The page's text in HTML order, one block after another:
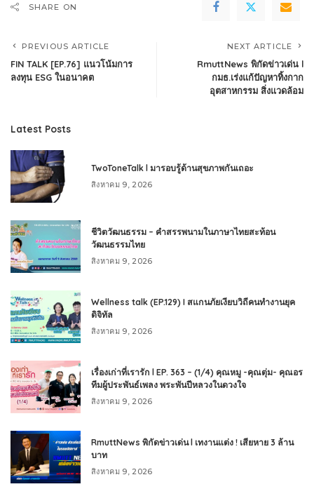
SHARE ON
PREVIOUS ARTICLE
FIN TALK [EP.76] แนวโน้มการ
ลงทุน ESG ในอนาคต
NEXT ARTICLE
RmuttNews พิกัดข่าวเด่น l
กมธ.เร่งแก้ปัญหาทิ้งกาก
อุตสาหกรรม สิ่งแวดล้อม
Latest Posts
TwoToneTalk l มารอบรู้ด้านสุขภาพกันเถอะ
สิงหาคม 9, 2026
ชีวิตวัฒนธรรม – คำสรรพนามในภาษาไทยสะท้อน
วัฒนธรรมไทย
สิงหาคม 9, 2026
Wellness talk (EP.129) I สแกนภัยเงียบวิถีคนทำงานยุค
ดิจิทัล
สิงหาคม 9, 2026
เรื่องเก่าที่เรารัก l EP. 363 – (1/4) คุณหมู -คุณตุ่ม- คุณอร
ทีมผู้ประพันธ์เพลง พระพันปีหลวงในดวงใจ
สิงหาคม 9, 2026
RmuttNews พิกัดข่าวเด่น l เทงานแต่ง ! เสียหาย 3 ล้าน
บาท
สิงหาคม 9, 2026